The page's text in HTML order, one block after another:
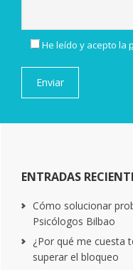
He leído y acepto la
ENTRADAS
Cómo solucionar
Psicólogos Bilbao
¿Por qué me cuesta
superar el bloqueo